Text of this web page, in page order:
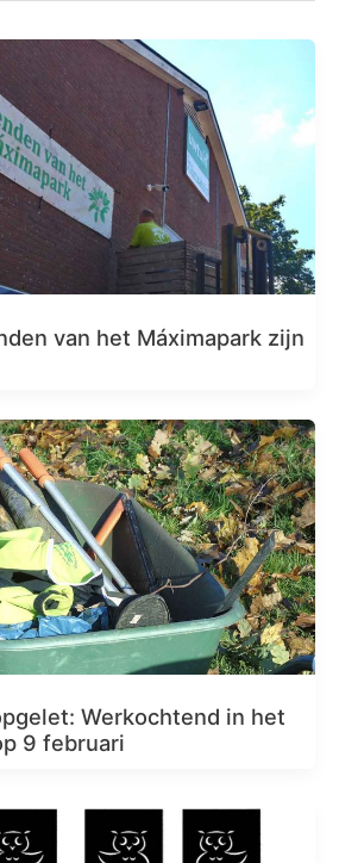
van het Máximapark zijn
Werkochtend in het
9 februari